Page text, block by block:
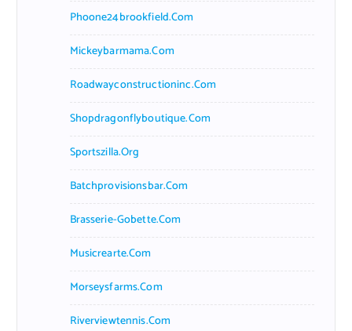
Phoone24brookfield.com
Mickeybarmama.com
Roadwayconstructioninc.com
Shopdragonflyboutique.com
Sportszilla.org
Batchprovisionsbar.com
Brasserie-Gobette.com
Musicrearte.com
Morseysfarms.com
Riverviewtennis.com